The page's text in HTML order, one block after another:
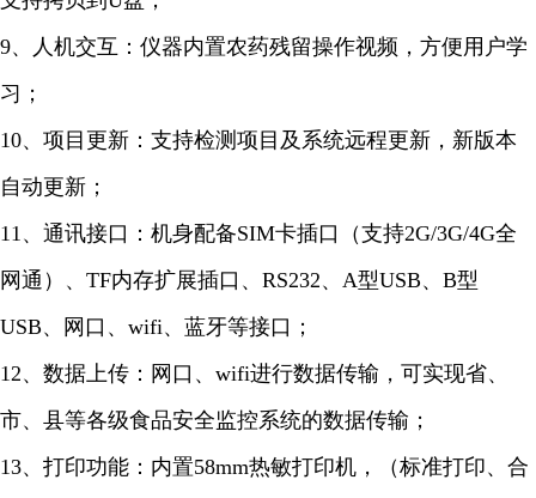
9、人机交互：仪器内置农药残留操作视频，方便用户学
习；
10、项目更新：支持检测项目及系统远程更新，新版本
自动更新；
11、通讯接口：机身配备SIM卡插口（支持2G/3G/4G全
网通）、TF内存扩展插口、RS232、A型USB、B型
USB、网口、wifi、蓝牙等接口；
12、数据上传：网口、wifi进行数据传输，可实现省、
市、县等各级食品安全监控系统的数据传输；
13、打印功能：内置58mm热敏打印机，（标准打印、合